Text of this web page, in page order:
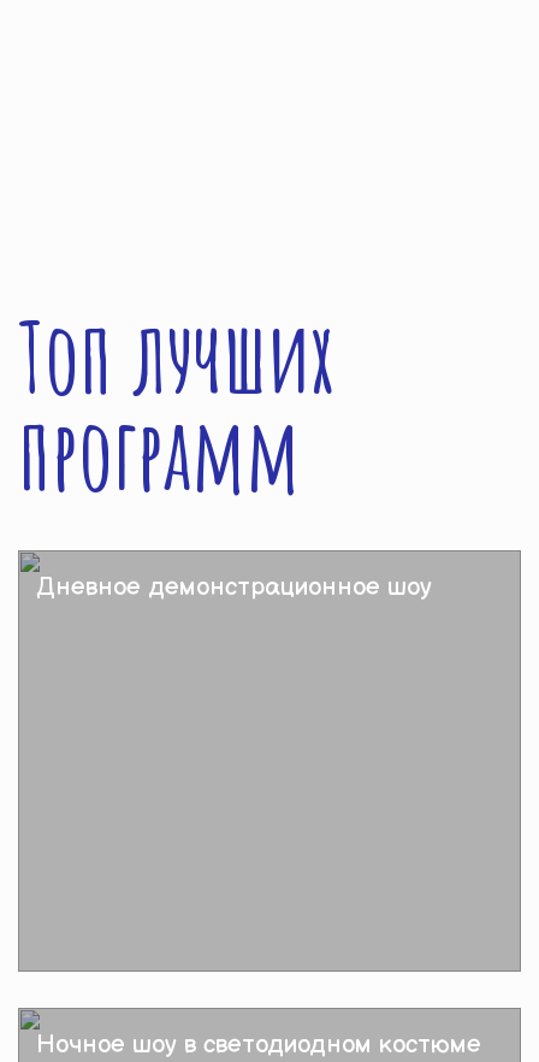
Топ лучших
программ
Дневное демонстрационное шоу
Подробнее
Ночное шоу в светодиодном костюме